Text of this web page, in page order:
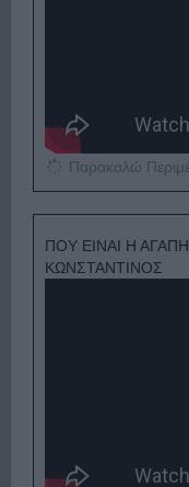
Παρακαλώ
ΠΟΥ ΕΙΝΑΙ Η
ΚΩΝΣΤΑΝΤΙΝΟΣ